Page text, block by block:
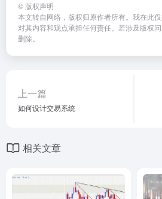
© 版权声明
本文转自网络，版权归原作者所有。我在此
对其内容和观点承担任何责任。若涉及版权
删除。
上一篇
如何设计交易系统
相关文章